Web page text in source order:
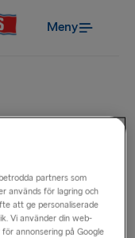
Meny
partners som
används för lagring och
att ge personaliserade
Vi använder din web-
annonsering på Google